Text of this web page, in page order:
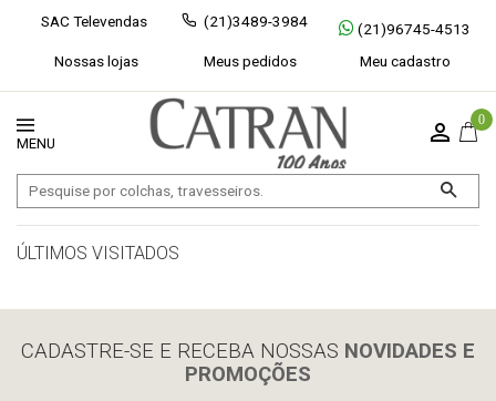
SAC Televendas (21)3489-3984
(21)96745-4513
Nossas lojas
Meus pedidos Meu cadastro
0
ÚLTIMOS VISITADOS
CADASTRE-SE E RECEBA NOSSAS NOVIDADES E
PROMOÇÕES